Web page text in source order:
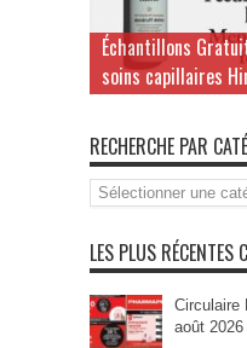
Échantillons
soins capillaires
RECHERCHE PAR
Recherche
par
LES PLUS RÉCENTES
Circulaire
août 2026